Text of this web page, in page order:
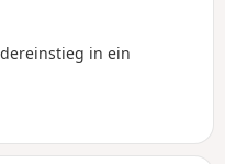
in ein